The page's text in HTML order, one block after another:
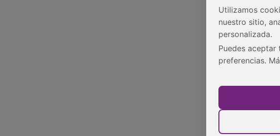
Utilizamos
nuestro sitio,
personalizada.
Puedes
preferencias.